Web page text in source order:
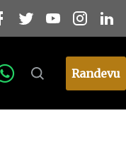
Randevu